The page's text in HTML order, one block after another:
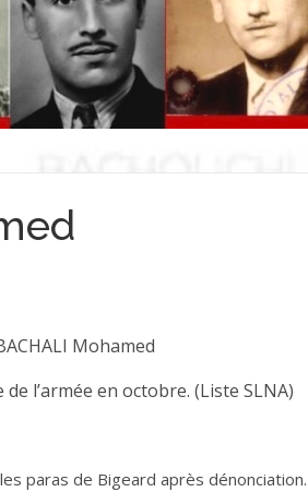
Mohamed
l’armée en octobre. (Liste SLNA)
paras de Bigeard après dénonciation.